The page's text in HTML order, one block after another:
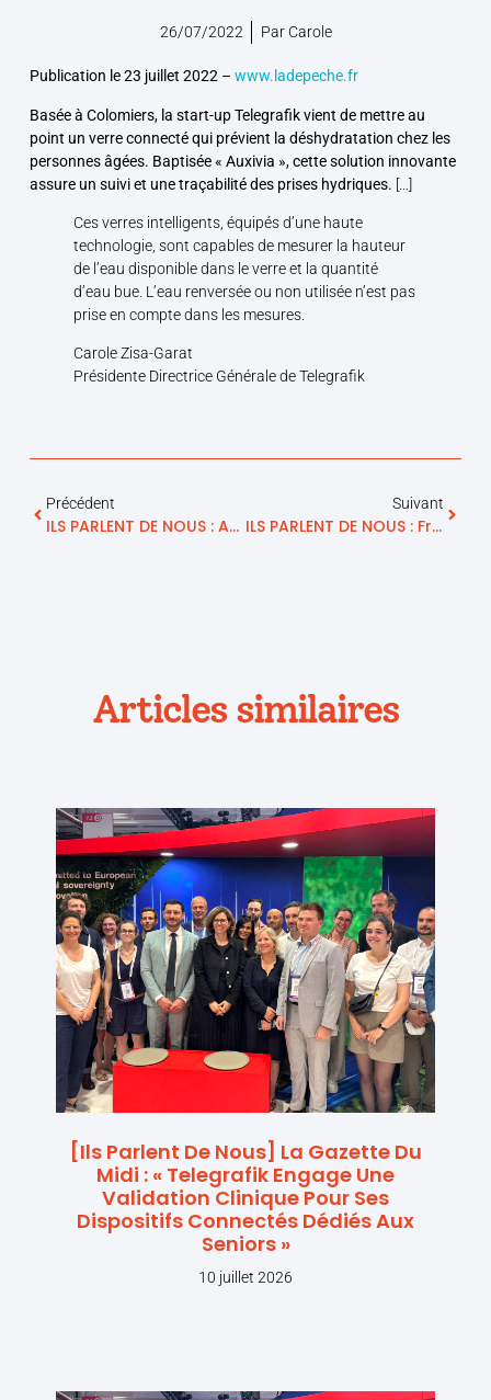
26/07/2022 ParCarole
Publication le 23 juillet 2022 – www.ladepeche.fr
Basée à Colomiers, la start-up Telegrafik vient de mettre au
point un verre connecté qui prévient la déshydratation chez les
personnes âgées. Baptisée « Auxivia », cette solution innovante
assure un suivi et une traçabilité des prises hydriques. […]
Ces verres intelligents, équipés d’une haute
technologie, sont capables de mesurer la hauteur
de l’eau disponible dans le verre et la quantité
d’eau bue. L’eau renversée ou non utilisée n’est pas
prise en compte dans les mesures.
Carole Zisa-Garat
Présidente Directrice Générale de Telegrafik
Précédent
ILS PARLENT DE NOUS : Actu Toulouse – « Toulouse. Une Entreprise Locale Révolutionne Le Quotidien Des Personnes Âgées »
Suivant
ILS PARLENT DE NOUS : France 3 – Canicule Et Déshydratation : Une Start-Up De Toulouse Lance Un Verre Connecté Unique Au Monde
Articles similaires
[Ils Parlent De Nous] La Gazette Du
Midi : « Telegrafik Engage Une
Validation Clinique Pour Ses
Dispositifs Connectés Dédiés Aux
Seniors »
10 juillet 2026